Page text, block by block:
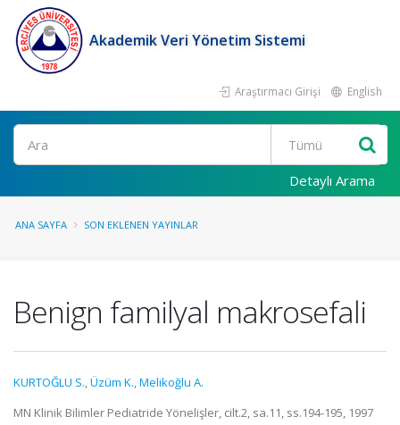
Akademik Veri Yönetim Sistemi
Araştırmacı Girişi English
Ara
Detaylı Arama
ANA SAYFA SON EKLENEN YAYINLAR
Benign familyal makrosefali
KURTOĞLU S.,Üzüm K.,Melikoğlu A.
MN Klinik Bilimler Pediatride Yönelişler, cilt.2, sa.11, ss.194-195, 1997